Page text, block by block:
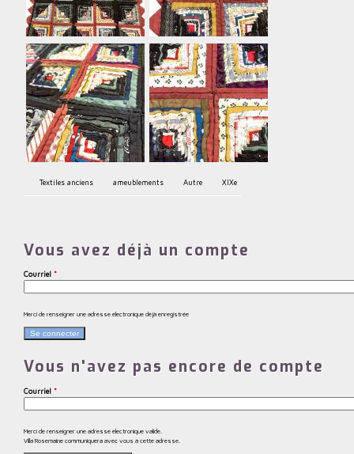
Textiles anciens ameublements Autre XIXe
Vous avez déjà un compte
Courriel *
Merci de renseigner une adresse électronique déjà enregistrée
Vous n'avez pas encore de compte
Courriel *
Merci de renseigner une adresse électronique valide.
Villa Rosemaine communiquera avec vous à cette adresse.